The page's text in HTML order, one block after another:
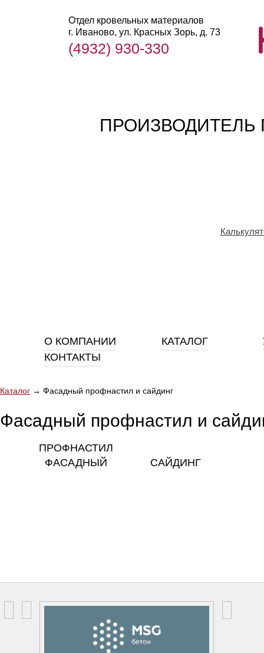
Отдел кровельных материалов
г. Иваново, ул. Красных Зорь, д. 73
(4932) 930-330
О КОМПАНИИ КАТАЛОГ
КОНТАКТЫ
Каталог → Фасадный профнастил и сайдинг
Фасадный профнастил и
ПРОФНАСТИЛ
ФАСАДНЫЙ
САЙДИНГ